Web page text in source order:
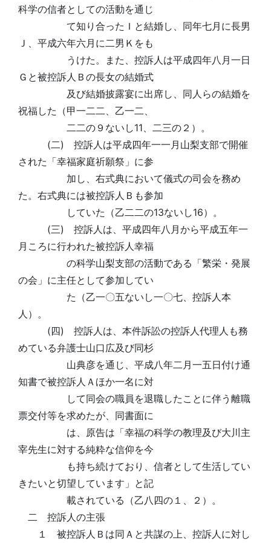
科学の信者としての活動を通じ
て知り合ったＩと結婚し、同年七月に長男
Ｊ、平成六年六月に二男Ｋをも
うけた。また、控訴人は平成四年八月一日
Ｇと被控訴人Ｂの長女の結婚式
及び結婚披露宴に出席し、同人らの結婚を
祝福した（甲一二二、乙一二、
二二の９ないし11、二三の２）。
(二) 控訴人は平成四年一一月山梨支部で開催
された「幸福家庭祈願祭」に参
加し、右式典において儀式の司会を務め
た。右式典には被控訴人Ｂも参加
していた（乙二二の13ないし16）。
(三) 控訴人は、平成四年八月から平成五年一
月ころに行われた被控訴人幸福
の科学山梨支部の活動である「繁栄・発展
の会」に主任として参加してい
た（乙一〇五ないし一〇七、控訴人本
人）。
(四) 控訴人は、本件訴訟の控訴人代理人も務
めている弁護士山口広及び同杉
山典彦を通じ、平成八年二月一五日付け通
知書で被控訴人Ａほか一名に対
して同会の職員を退職したことに伴う離職
票交付等を求めたが、同書面に
は、原告は「幸福の科学の教理及び大川主
宰先生に対する純粋な信仰を今
も持ち続けており、信者として生活してい
きたいと切望しています」と記
載されている（乙八四の１、２）。
二 控訴人の主張
１ 被控訴人Ｂは同Ａと共謀の上、控訴人に対し